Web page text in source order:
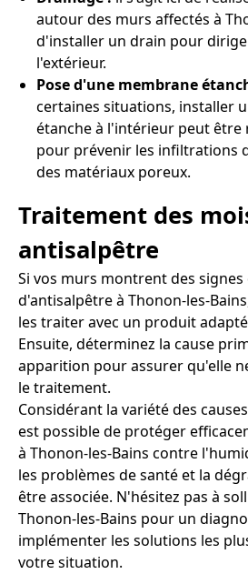
autour des murs affectés à
d'installer un drain pour
l'extérieur.
Pose d'une membrane
certaines situations, installer
étanche à l'intérieur peut être
pour prévenir les infiltrations
des matériaux poreux.
Traitement des
antisalpêtre
Si vos murs montrent des
d'antisalpêtre à Thonon-les-
les traiter avec un produit
Ensuite, déterminez la cause
apparition pour assurer qu'elle
le traitement.
Considérant la variété des
est possible de protéger
à Thonon-les-Bains contre
les problèmes de santé et la
être associée. N'hésitez pas à
Thonon-les-Bains pour un
implémenter les solutions les
votre situation.